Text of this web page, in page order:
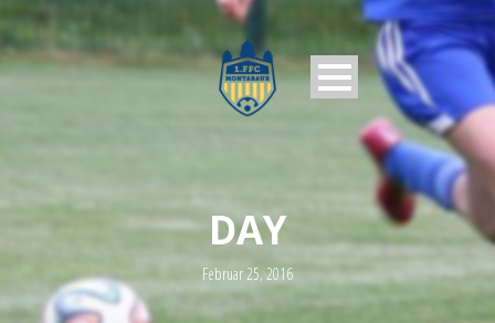
DAY
Februar 25, 2016